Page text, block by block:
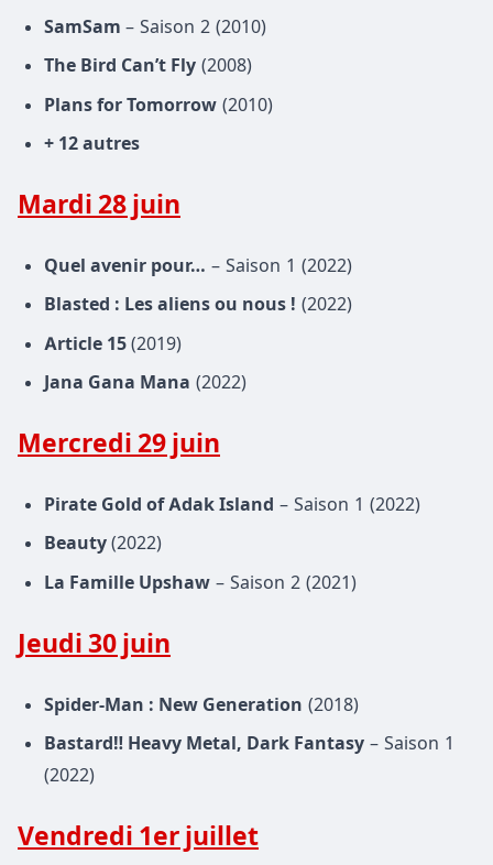
SamSam – Saison 2 (2010)
The Bird Can’t Fly (2008)
Plans for Tomorrow (2010)
+ 12 autres
Mardi 28 juin
Quel avenir pour… – Saison 1 (2022)
Blasted : Les aliens ou nous ! (2022)
Article 15 (2019)
Jana Gana Mana (2022)
Mercredi 29 juin
Pirate Gold of Adak Island – Saison 1 (2022)
Beauty (2022)
La Famille Upshaw – Saison 2 (2021)
Jeudi 30 juin
Spider-Man : New Generation (2018)
Bastard‼ Heavy Metal, Dark Fantasy – Saison 1
(2022)
Vendredi 1er juillet